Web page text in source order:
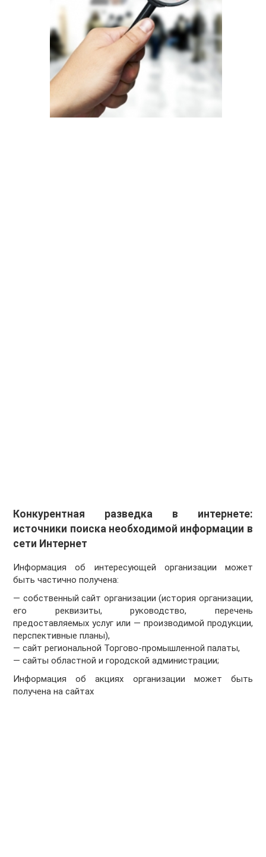
Конкурентная разведка в интернете:
источники поиска необходимой информации в
сети Интернет
Информация об интересующей организации может
быть частично получена:
— собственный сайт организации (история организации,
его реквизиты, руководство, перечень
предоставляемых услуг или — производимой продукции,
перспективные планы),
— сайт региональной Торгово-промышленной палаты,
— сайты областной и городской администрации;
Информация об акциях организации может быть
получена на сайтах